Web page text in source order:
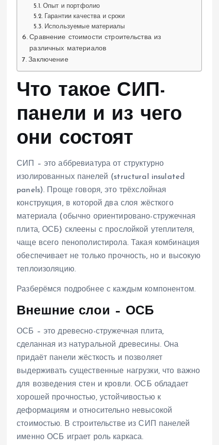
Опыт и портфолио
Гарантии качества и сроки
Используемые материалы
Сравнение стоимости строительства из
различных материалов
Заключение
Что такое СИП-
панели и из чего
они состоят
СИП – это аббревиатура от структурно
изолированных панелей (structural insulated
panels). Проще говоря, это трёхслойная
конструкция, в которой два слоя жёсткого
материала (обычно ориентировано-стружечная
плита, ОСБ) склеены с прослойкой утеплителя,
чаще всего пенополистирола. Такая комбинация
обеспечивает не только прочность, но и высокую
теплоизоляцию.
Разберёмся подробнее с каждым компонентом.
Внешние слои – ОСБ
ОСБ – это древесно-стружечная плита,
сделанная из натуральной древесины. Она
придаёт панели жёсткость и позволяет
выдерживать существенные нагрузки, что важно
для возведения стен и кровли. ОСБ обладает
хорошей прочностью, устойчивостью к
деформациям и относительно невысокой
стоимостью. В строительстве из СИП панелей
именно ОСБ играет роль каркаса.